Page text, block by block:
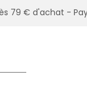
79 € d'achat -